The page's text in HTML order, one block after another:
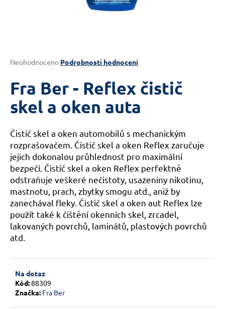
Průměrné
produktu
je
z
hvězdiček.
Neohodnoceno Podrobnosti hodnocení
Fra Ber - Reflex čistič
skel a oken auta
Čistič skel a oken automobilů s mechanickým
rozprašovačem. Čistič skel a oken Reflex zaručuje
jejich dokonalou průhlednost pro maximální
bezpečí. Čistič skel a oken Reflex perfektně
odstraňuje veškeré nečistoty, usazeniny nikotinu,
mastnotu, prach, zbytky smogu atd., aniž by
zanechával fleky. Čistič skel a oken aut Reflex lze
použít také k čištění okenních skel, zrcadel,
lakovaných povrchů, laminátů, plastových povrchů
atd.
Na dotaz
Kód:88309
Značka: Fra Ber
HLEDAT
D
o
p
o
r
u
č
u
j
e